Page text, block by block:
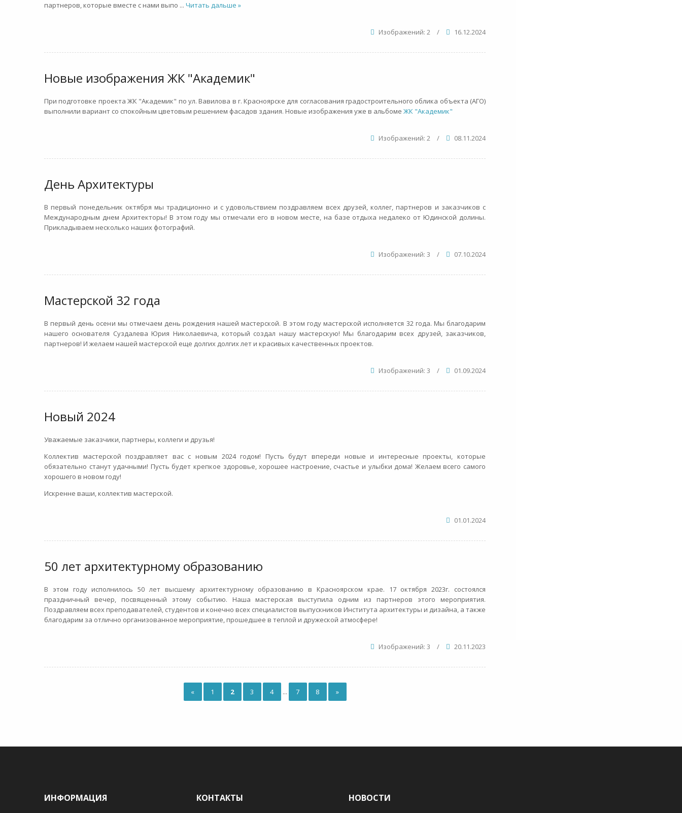
партнеров, которые вместе с нами выпо ... Читать дальше »
Изображений: 2 / 16.12.2024
Новые изображения ЖК "Академик"
При подготовке проекта ЖК "Академик" по ул. Вавилова в г. Красноярске для согласования градостроительного облика объекта (АГО)
выполнили вариант со спокойным цветовым решением фасадов здания. Новые изображения уже в альбоме ЖК "Академик"
Изображений: 2 / 08.11.2024
День Архитектуры
В первый понедельник октября мы традиционно и с удовольствием поздравляем всех друзей, коллег, партнеров и заказчиков с
Международным днем Архитекторы! В этом году мы отмечали его в новом месте, на базе отдыха недалеко от Юдинской долины.
Прикладываем несколько наших фотографий.
Изображений: 3 / 07.10.2024
Мастерской 32 года
В первый день осени мы отмечаем день рождения нашей мастерской. В этом году мастерской исполняется 32 года. Мы благодарим
нашего основателя Суздалева Юрия Николаевича, который создал нашу мастерскую! Мы благодарим всех друзей, заказчиков,
партнеров! И желаем нашей мастерской еще долгих долгих лет и красивых качественных проектов.
Изображений: 3 / 01.09.2024
Новый 2024
Уважаемые заказчики, партнеры, коллеги и друзья!
Коллектив мастерской поздравляет вас с новым 2024 годом! Пусть будут впереди новые и интересные проекты, которые
обязательно станут удачными! Пусть будет крепкое здоровье, хорошее настроение, счастье и улыбки дома! Желаем всего самого
хорошего в новом году!
Искренне ваши, коллектив мастерской.
01.01.2024
50 лет архитектурному образованию
В этом году исполнилось 50 лет высшему архитектурному образованию в Красноярском крае. 17 октября 2023г. состоялся
праздничный вечер, посвященный этому событию. Наша мастерская выступила одним из партнеров этого мероприятия.
Поздравляем всех преподавателей, студентов и конечно всех специалистов выпускников Института архитектуры и дизайна, а также
благодарим за отлично организованное мероприятие, прошедшее в теплой и дружеской атмосфере!
Изображений: 3 / 20.11.2023
« 1 2 3 4 ... 7 8 »
ИНФОРМАЦИЯ КОНТАКТЫ НОВОСТИ